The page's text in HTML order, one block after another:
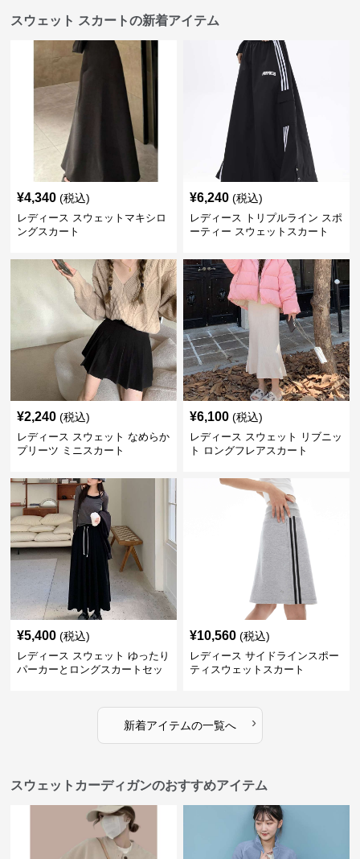
スウェット スカートの新着アイテム
¥4,340 (税込)
レディース スウェットマキシロ
ングスカート
¥6,240 (税込)
レディース トリプルライン スポ
ーティー スウェットスカート
¥2,240 (税込)
レディース スウェット なめらか
プリーツ ミニスカート
¥6,100 (税込)
レディース スウェット リブニッ
ト ロングフレアスカート
¥5,400 (税込)
レディース スウェット ゆったり
パーカーとロングスカートセッ
¥10,560 (税込)
レディース サイドラインスポー
ティスウェットスカート
新着アイテムの一覧へ ›
スウェットカーディガンのおすすめアイテム